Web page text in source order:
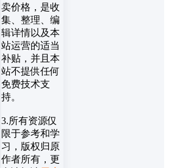
卖价格，是收
集、整理、编
辑详情以及本
站运营的适当
补贴，并且本
站不提供任何
免费技术支
持。
3.所有资源仅
限于参考和学
习，版权归原
作者所有，更